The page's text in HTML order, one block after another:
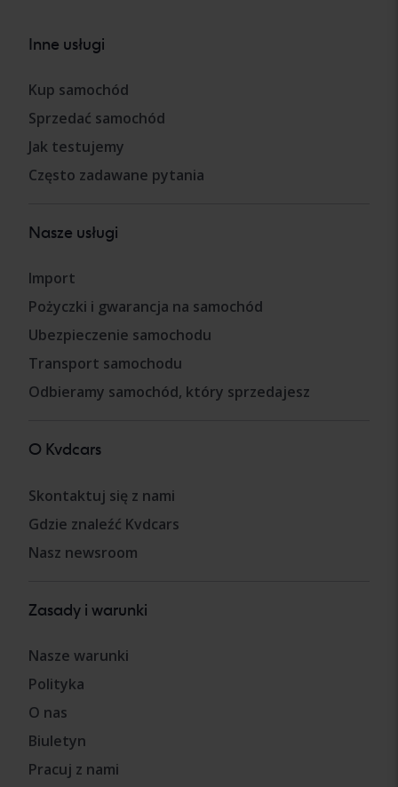
Inne usługi
Kup samochód
Sprzedać samochód
Jak testujemy
Często zadawane pytania
Nasze usługi
Import
Pożyczki i gwarancja na samochód
Ubezpieczenie samochodu
Transport samochodu
Odbieramy samochód, który sprzedajesz
O Kvdcars
Skontaktuj się z nami
Gdzie znaleźć Kvdcars
Nasz newsroom
Zasady i warunki
Nasze warunki
Polityka
O nas
Biuletyn
Pracuj z nami